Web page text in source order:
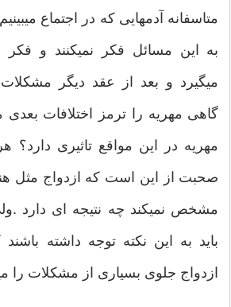
متاسفانه آدمهایی كه در اجتماع
به این مسائل فكر نمیكنند و
میگیرد و بعد از عقد دیگر
گاهی مهریه را ترمز اختلافات بعدی
مهریه در این مواقع تاثیری دارد؟
صحبت از این است كه ازدواج مثل
مشخص نمیكند چه نتیجه ای دارد
باید به این نكته توجه داشته
ازدواج جلوی بسیاری از مشكلات را